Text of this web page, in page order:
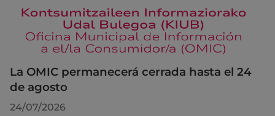
La OMIC permanecerá cerrada hasta el 24
de agosto
24/07/2026